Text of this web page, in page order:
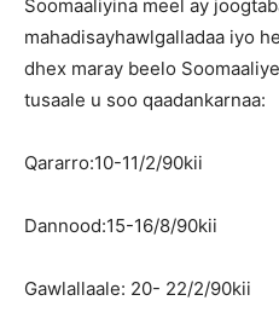
Soomaaliyina meel ay
mahadisayhawlgalladaa iyo
dhex maray beelo
tusaale u soo qaadankarnaa:
Qararro:10-11/2/90kii
Dannood:15-16/8/90kii
Gawlallaale: 20- 22/2/90kii